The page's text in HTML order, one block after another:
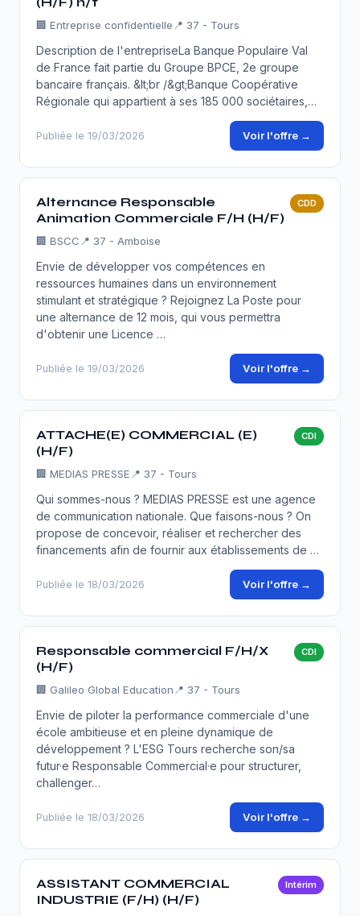
🏢 Entreprise confidentielle 📍 37 - Tours
Description de l'entrepriseLa Banque Populaire Val
de France fait partie du Groupe BPCE, 2e groupe
bancaire français. &lt;br /&gt;Banque Coopérative
Régionale qui appartient à ses 185 000 sociétaires,…
Publiée le 19/03/2026 Voir l'offre →
Alternance Responsable
Animation Commerciale F/H (H/F)
CDD
🏢 BSCC 📍 37 - Amboise
Envie de développer vos compétences en
ressources humaines dans un environnement
stimulant et stratégique ? Rejoignez La Poste pour
une alternance de 12 mois, qui vous permettra
d'obtenir une Licence …
Publiée le 19/03/2026 Voir l'offre →
ATTACHE(E) COMMERCIAL (E)
(H/F)
CDI
🏢 MEDIAS PRESSE 📍 37 - Tours
Qui sommes-nous ? MEDIAS PRESSE est une agence
de communication nationale. Que faisons-nous ? On
propose de concevoir, réaliser et rechercher des
financements afin de fournir aux établissements de …
Publiée le 18/03/2026 Voir l'offre →
Responsable commercial F/H/X
(H/F)
CDI
🏢 Galileo Global Education 📍 37 - Tours
Envie de piloter la performance commerciale d'une
école ambitieuse et en pleine dynamique de
développement ? L'ESG Tours recherche son/sa
futur·e Responsable Commercial·e pour structurer,
challenger…
Publiée le 18/03/2026 Voir l'offre →
ASSISTANT COMMERCIAL
INDUSTRIE (F/H) (H/F)
Intérim